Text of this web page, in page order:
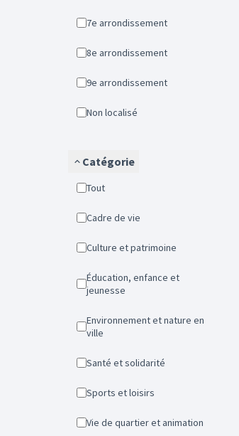
7e arrondissement
8e arrondissement
9e arrondissement
Non localisé
Catégorie
Tout
Cadre de vie
Culture et patrimoine
Éducation, enfance et
jeunesse
Environnement et nature en
ville
Santé et solidarité
Sports et loisirs
Vie de quartier et animation